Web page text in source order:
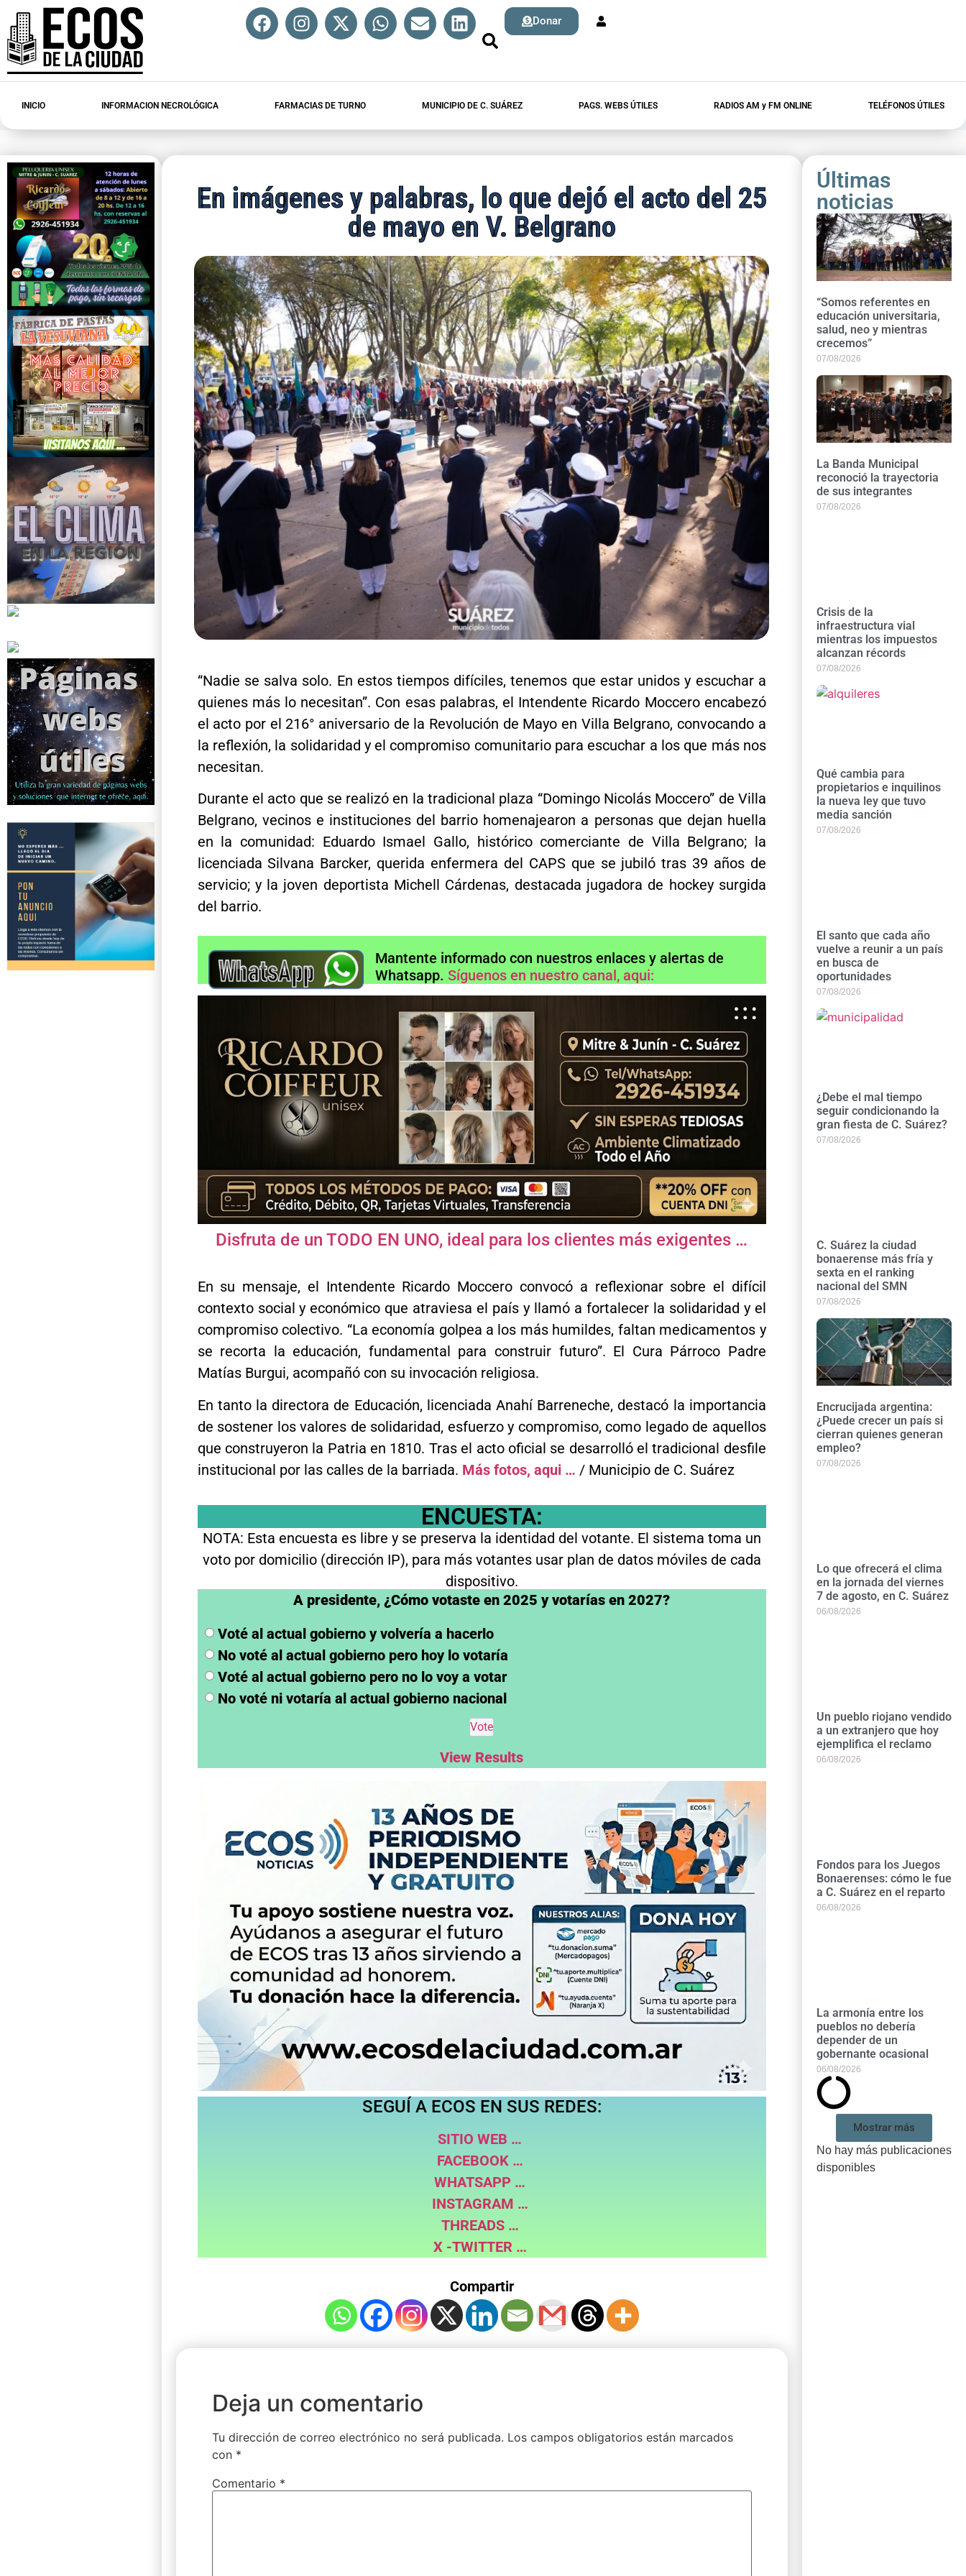
Donar
INICIO INFORMACION NECROLÓGICA FARMACIAS DE TURNO MUNICIPIO DE C. SUÁREZ PAGS. WEBS ÚTILES RADIOS AM y FM ONLINE TELÉFONOS ÚTILES
En imágenes y palabras, lo que dejó el acto del 25
de mayo en V. Belgrano
“Nadie se salva solo. En estos tiempos difíciles, tenemos que estar unidos y escuchar a
quienes más lo necesitan”. Con esas palabras, el Intendente Ricardo Moccero encabezó
el acto por el 216° aniversario de la Revolución de Mayo en Villa Belgrano, convocando a
la reflexión, la solidaridad y el compromiso comunitario para escuchar a los que más nos
necesitan.
Durante el acto que se realizó en la tradicional plaza “Domingo Nicolás Moccero” de Villa
Belgrano, vecinos e instituciones del barrio homenajearon a personas que dejan huella
en la comunidad: Eduardo Ismael Gallo, histórico comerciante de Villa Belgrano; la
licenciada Silvana Barcker, querida enfermera del CAPS que se jubiló tras 39 años de
servicio; y la joven deportista Michell Cárdenas, destacada jugadora de hockey surgida
del barrio.
Mantente informado con nuestros enlaces y alertas de
Whatsapp. Síguenos en nuestro canal, aqui:
Disfruta de un TODO EN UNO, ideal para los clientes más exigentes …
En su mensaje, el Intendente Ricardo Moccero convocó a reflexionar sobre el difícil
contexto social y económico que atraviesa el país y llamó a fortalecer la solidaridad y el
compromiso colectivo. “La economía golpea a los más humildes, faltan medicamentos y
se recorta la educación, fundamental para construir futuro”. El Cura Párroco Padre
Matías Burgui, acompañó con su invocación religiosa.
En tanto la directora de Educación, licenciada Anahí Barreneche, destacó la importancia
de sostener los valores de solidaridad, esfuerzo y compromiso, como legado de aquellos
que construyeron la Patria en 1810. Tras el acto oficial se desarrolló el tradicional desfile
institucional por las calles de la barriada. Más fotos, aqui … / Municipio de C. Suárez
ENCUESTA:
A presidente, ¿Cómo votaste en 2025 y votarías en 2027?
Voté al actual gobierno y volvería a hacerlo
No voté al actual gobierno pero hoy lo votaría
Voté al actual gobierno pero no lo voy a votar
No voté ni votaría al actual gobierno nacional
View Results
NOTA: Esta encuesta es libre y se preserva la identidad del votante. El sistema toma un
voto por domicilio (dirección IP), para más votantes usar plan de datos móviles de cada
dispositivo.
SEGUÍ A ECOS EN SUS REDES:
SITIO WEB …
FACEBOOK …
WHATSAPP …
INSTAGRAM …
THREADS …
X -TWITTER …
Compartir
Deja un comentario
Tu dirección de correo electrónico no será publicada. Los campos obligatorios están marcados
con *
Comentario *
Últimas
noticias
“Somos referentes en
educación universitaria,
salud, neo y mientras
crecemos”
07/08/2026
La Banda Municipal
reconoció la trayectoria
de sus integrantes
07/08/2026
Crisis de la
infraestructura vial
mientras los impuestos
alcanzan récords
07/08/2026
Qué cambia para
propietarios e inquilinos
la nueva ley que tuvo
media sanción
07/08/2026
El santo que cada año
vuelve a reunir a un país
en busca de
oportunidades
07/08/2026
¿Debe el mal tiempo
seguir condicionando la
gran fiesta de C. Suárez?
07/08/2026
C. Suárez la ciudad
bonaerense más fría y
sexta en el ranking
nacional del SMN
07/08/2026
Encrucijada argentina:
¿Puede crecer un país si
cierran quienes generan
empleo?
07/08/2026
Lo que ofrecerá el clima
en la jornada del viernes
7 de agosto, en C. Suárez
06/08/2026
Un pueblo riojano vendido
a un extranjero que hoy
ejemplifica el reclamo
06/08/2026
Fondos para los Juegos
Bonaerenses: cómo le fue
a C. Suárez en el reparto
06/08/2026
La armonía entre los
pueblos no debería
depender de un
gobernante ocasional
06/08/2026
Mostrar más
No hay más publicaciones
disponibles